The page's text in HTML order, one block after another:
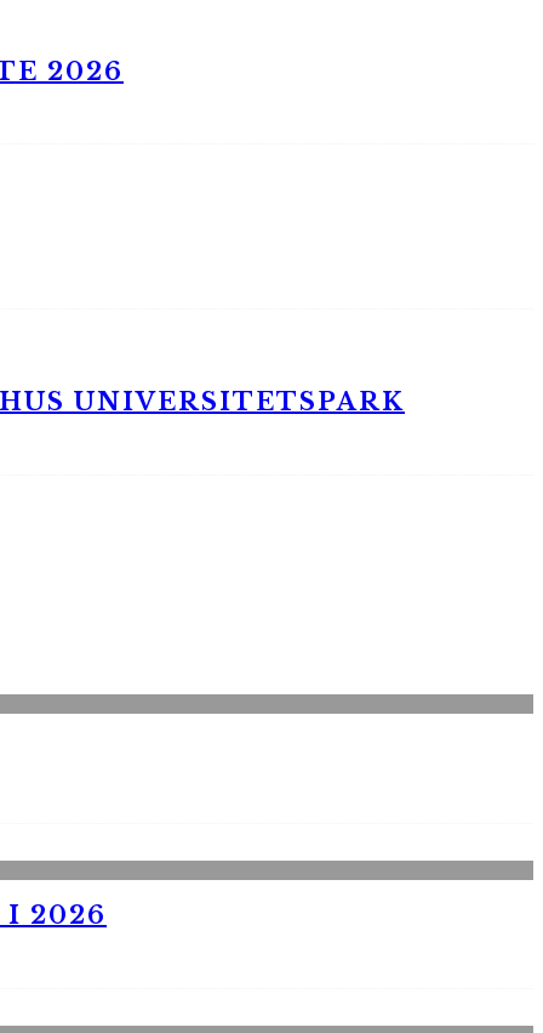
2026
UNIVERSITETSPARK
I 2026